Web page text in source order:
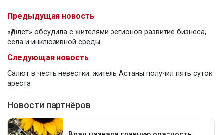
Предыдущая новость
«Әділет» обсудила с жителями регионов развитие бизнеса,
села и инклюзивной среды
Следующая новость
Салют в честь невестки: житель Астаны получил пять суток
ареста